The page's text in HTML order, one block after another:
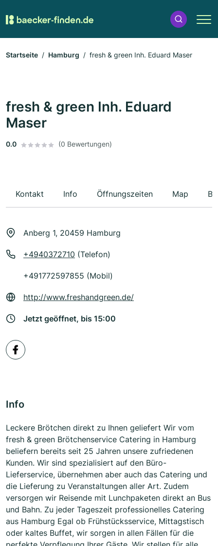
Startseite Hamburg fresh & green Inh. Eduard Maser
fresh & green Inh. Eduard
Maser
0.0 (0 Bewertungen)
Kontakt Info Öffnungszeiten Map
Anberg 1, 20459 Hamburg
+4940372710 (Telefon)
+491772597855 (Mobil)
http://www.freshandgreen.de/
Jetzt geöffnet, bis 15:00
Info
Leckere Brötchen direkt zu Ihnen geliefert Wir vom
fresh & green Brötchenservice Catering in Hamburg
beliefern bereits seit 25 Jahren unsere zufriedenen
Kunden. Wir sind spezialisiert auf den Büro-
Lieferservice, übernehmen aber auch das Catering und
die Lieferung zu Veranstaltungen aller Art. Zudem
versorgen wir Reisende mit Lunchpaketen direkt an Bus
und Bahn. Zu jeder Tageszeit professionelles Catering
aus Hamburg Egal ob Frühstücksservice, Mittagstisch
oder kaltes Buffet, wir sorgen in allen Fällen für die